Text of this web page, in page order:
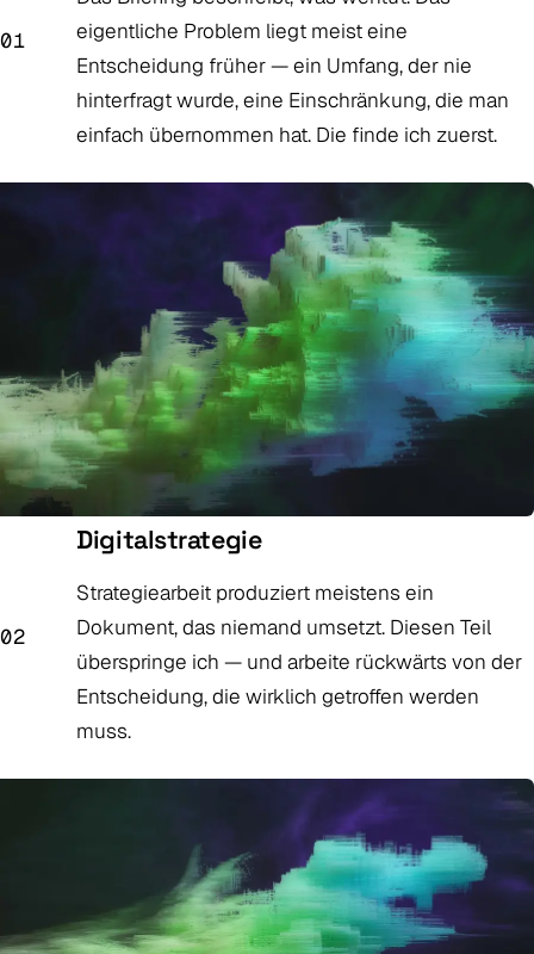
01
eigentliche Problem liegt meist eine
Entscheidung früher — ein Umfang, der nie
hinterfragt wurde, eine Einschränkung, die man
einfach übernommen hat. Die finde ich zuerst.
02
Digitalstrategie
Strategiearbeit produziert meistens ein
Dokument, das niemand umsetzt. Diesen Teil
überspringe ich — und arbeite rückwärts von der
Entscheidung, die wirklich getroffen werden
muss.